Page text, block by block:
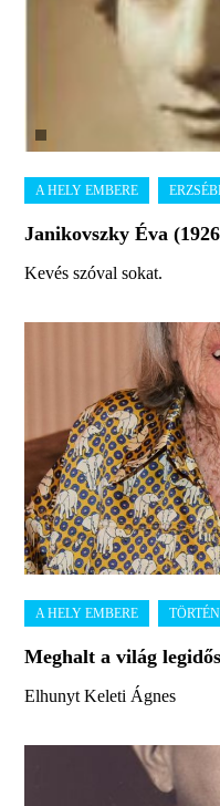
Janikovszky Éva
Kevés szóval sokat.
Meghalt a világ
Elhunyt Keleti Ágnes